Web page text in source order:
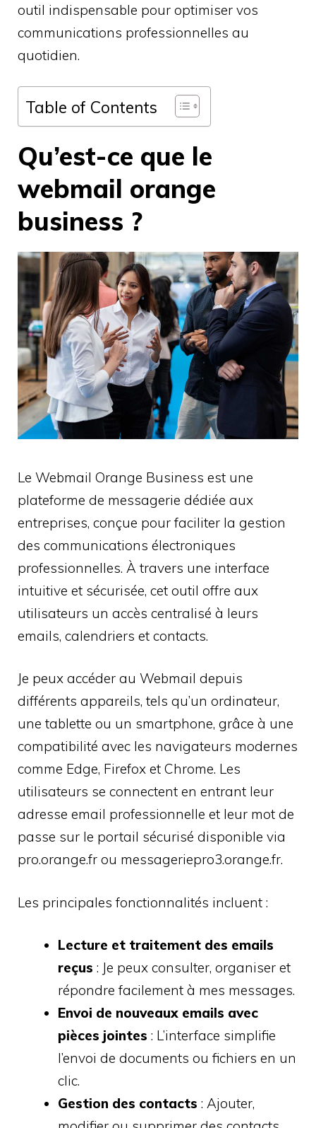
outil indispensable pour optimiser vos
communications professionnelles au
quotidien.
Table of Contents
Qu’est-ce que le
webmail orange
business ?
Le Webmail Orange Business est une
plateforme de messagerie dédiée aux
entreprises, conçue pour faciliter la gestion
des communications électroniques
professionnelles. À travers une interface
intuitive et sécurisée, cet outil offre aux
utilisateurs un accès centralisé à leurs
emails, calendriers et contacts.
Je peux accéder au Webmail depuis
différents appareils, tels qu’un ordinateur,
une tablette ou un smartphone, grâce à une
compatibilité avec les navigateurs modernes
comme Edge, Firefox et Chrome. Les
utilisateurs se connectent en entrant leur
adresse email professionnelle et leur mot de
passe sur le portail sécurisé disponible via
pro.orange.fr ou messageriepro3.orange.fr.
Les principales fonctionnalités incluent :
Lecture et traitement des emails
reçus : Je peux consulter, organiser et
répondre facilement à mes messages.
Envoi de nouveaux emails avec
pièces jointes : L’interface simplifie
l’envoi de documents ou fichiers en un
clic.
Gestion des contacts : Ajouter,